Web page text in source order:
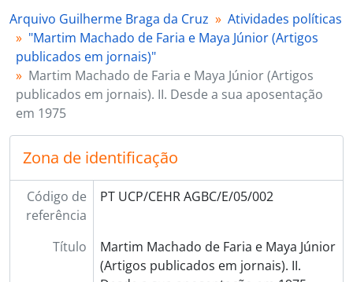
[Série] 07 - Recortes de jornal, diários, folhetos, folhetins, boletins, pósteres e brochuras, 1954-11-30 - 1976-09-13
[Série] 08 - Listagens de composição da mesa, comissões e moradas dos deputados da Assembleia Nacional, 1952-03-14 - 1970-04-01
[Unidade de instalação] 001 - Legião Portuguesa, 1954-03-05 - 1954-10-[?]
[Secção] F - Atividades empresariais, 1962-[?]-[?] - 1976-03-30
[Secção] G - Atividades religiosas, 1926-06-22 - 1977-02-09
[Secção] H - Atividades cívicas e sociais, 1955-05-15 - 1974-02-[?]
[Série] 02 - Correspondência geral, 1934-08-08 - 1981-11-11
[Coleção] 03 - Documentos complementares, 1936-[?]-[?] - 2006-11-[?]
Arquivo Guilherme Braga da Cruz
Atividades políticas
"Martim Machado de Faria e Maya Júnior (Artigos
publicados em jornais)"
Martim Machado de Faria e Maya Júnior (Artigos
publicados em jornais). II. Desde a sua aposentação
em 1975
Zona de identificação
Código de
referência
PT UCP/CEHR AGBC/E/05/002
Título
Martim Machado de Faria e Maya Júnior
(Artigos publicados em jornais). II.